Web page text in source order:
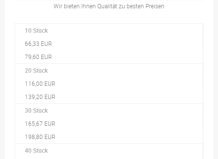
Wir bieten Ihnen Qualität zu besten Preisen
10 Stück
66,33 EUR
79,60 EUR
20 Stück
116,00 EUR
139,20 EUR
30 Stück
165,67 EUR
198,80 EUR
40 Stück